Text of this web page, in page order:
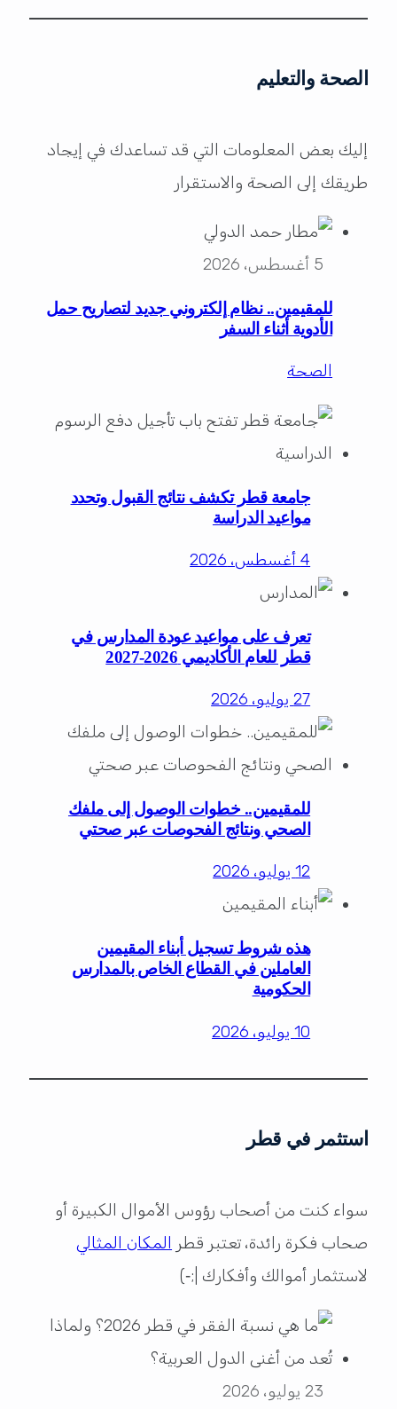
الصحة والتعليم
إليك بعض المعلومات التي قد تساعدك في إيجاد
طريقك إلى الصحة والاستقرار
5 أغسطس، 2026
للمقيمين.. نظام إلكتروني جديد لتصاريح حمل
الأدوية أثناء السفر
الصحة
جامعة قطر تكشف نتائج القبول وتحدد
مواعيد الدراسة
4 أغسطس، 2026
تعرف على مواعيد عودة المدارس في
قطر للعام الأكاديمي 2026-2027
27 يوليو، 2026
للمقيمين.. خطوات الوصول إلى ملفك
الصحي ونتائج الفحوصات عبر صحتي
12 يوليو، 2026
هذه شروط تسجيل أبناء المقيمين
العاملين في القطاع الخاص بالمدارس
الحكومية
10 يوليو، 2026
استثمر في قطر
سواء كنت من أصحاب رؤوس الأموال الكبيرة أو
صحاب فكرة رائدة، تعتبر قطر
المكان المثالي
لاستثمار أموالك وأفكارك |;‑)
23 يوليو، 2026